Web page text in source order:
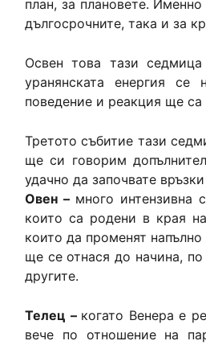
план, за плановете.
дългосрочните, така и за
Освен това тази
уранянската енергия
поведение и реакция ще
Третото събитие тази
ще си говорим
удачно да започвате
Овен – много интензивна
които са родени в края
които да променят
ще се отнася до начина,
другите.
Телец – когато Венера е
вече по отношение на